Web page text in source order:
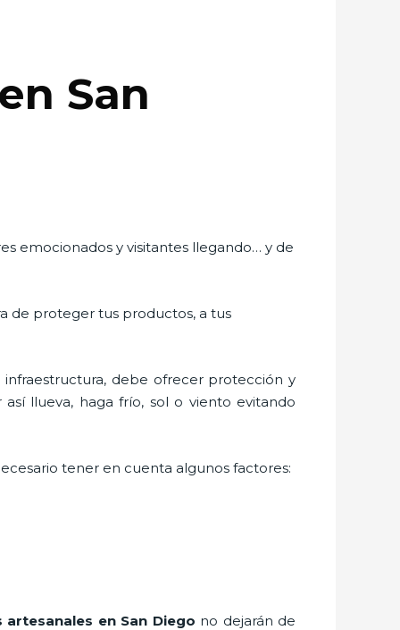
San
emocionados y visitantes llegando… y de
de proteger tus productos, a tus
debe ofrecer protección y
llueva, haga frío, sol o viento evitando
tener en cuenta algunos factores:
artesanales en San Diego no dejarán de